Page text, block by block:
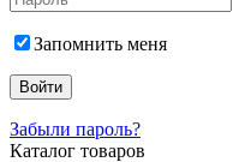
Запомнить меня
Забыли пароль?
Каталог товаров